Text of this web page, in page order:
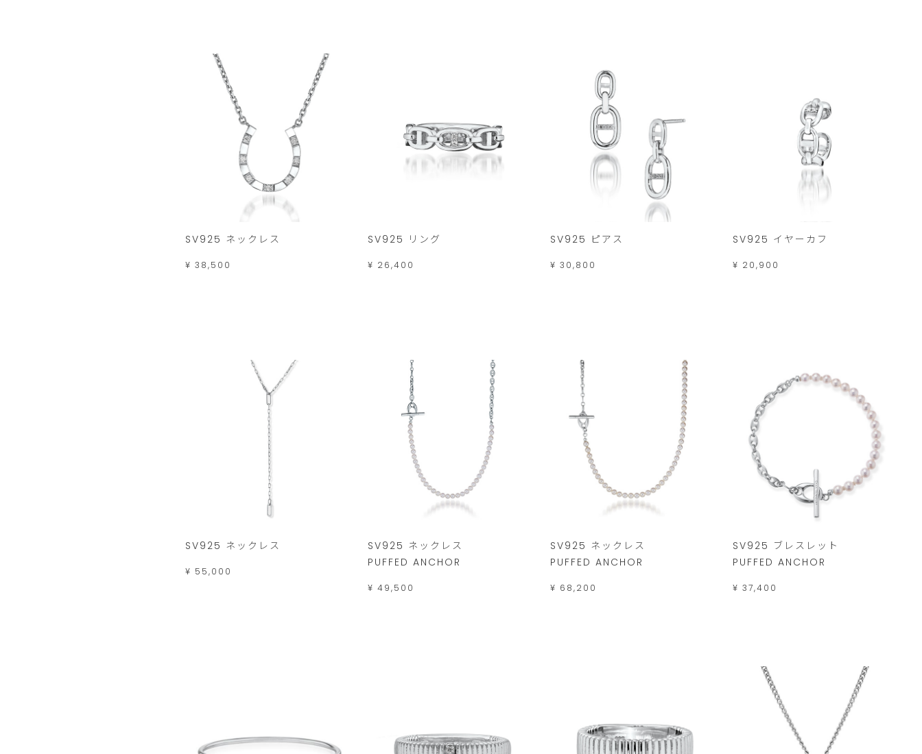
SV925 ネックレス
¥ 38,500
SV925 リング
¥ 26,400
SV925 ピアス
¥ 30,800
SV925 イヤーカフ
¥ 20,900
SV925 ネックレス
¥ 55,000
SV925 ネックレス
PUFFED ANCHOR
¥ 49,500
SV925 ネックレス
PUFFED ANCHOR
¥ 68,200
SV925 ブレスレット
PUFFED ANCHOR
¥ 37,400